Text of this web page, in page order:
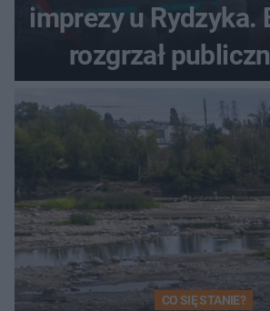
imprezy u Rydzyka.
rozgrzał
Toruniu
CO SIĘ STANIE?